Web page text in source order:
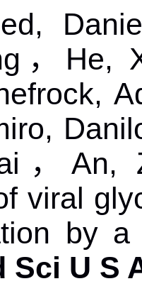
， He,
， An,
viral
by
Sci U S